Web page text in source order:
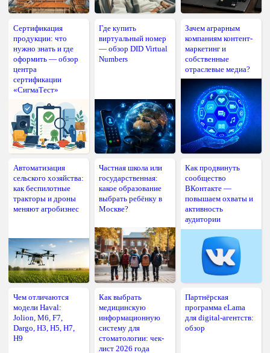
Сертификация
продукции: что
нужно знать и где
оформить — обзор
центра
сертификации
«СигмаТест»
Где купить
виртуальный номер
— обзор DID Virtual
Numbers
Зачем аграрным
компаниям контент-
маркетинг и
собственные
отраслевые медиа?
Автоматизация
сельского хозяйства:
как беспилотные
тракторы и дроны
меняют агробизнес
Частная школа или
государственная:
какое образование
выбрать ребёнку в
Москве?
Как продвинуть
сообщество
ВКонтакте —
повышаем охваты и
активность
аудитории
Чем отличаются
модели Haval:
Jolion, M6, F7,
Dargo, H3, H5, H7,
H9
Как выбрать
медицинскую
информационную
систему для
стоматологии: чек-
лист 2026 года
Партнёрская
программа eLama
для digital-агентств:
обзор